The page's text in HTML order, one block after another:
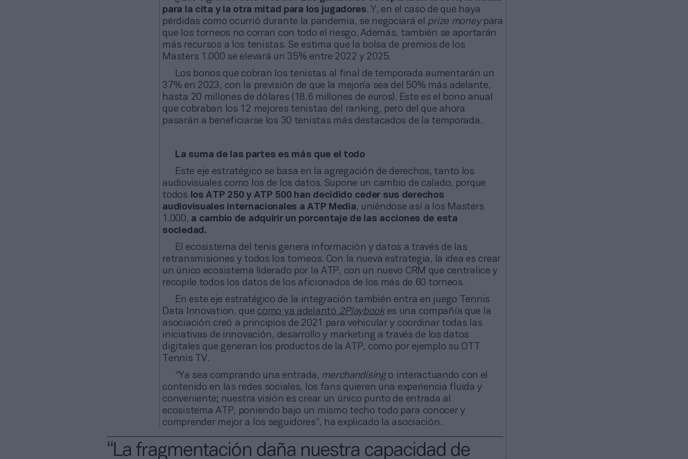
para la cita y la otra mitad para los jugadores. Y, en el caso de que haya
pérdidas como ocurrió durante la pandemia, se negociará el prize moneypara
que los torneos no corran con todo el riesgo. Además, también se aportarán
más recursos a los tenistas. Se estima que la bolsa de premios de los
Masters 1.000 se elevará un 35% entre 2022 y 2025.
Los bonos que cobran los tenistas al final de temporada aumentarán un
37% en 2023, con la previsión de que la mejoría sea del 50% más adelante,
hasta 20 millones de dólares (18,6 millones de euros). Este es el bono anual
que cobraban los 12 mejores tenistas del ranking, pero del que ahora
pasarán a beneficiarse los 30 tenistas más destacados de la temporada.
La suma de las partes es más que el todo
Este eje estratégico se basa en la agregación de derechos, tanto los
audiovisuales como los de los datos. Supone un cambio de calado, porque
todos
los ATP 250 y ATP 500 han decidido ceder sus derechos
audiovisuales internacionales a ATP Media, uniéndose así a los Masters
1.000, a cambio de adquirir un porcentaje de las acciones de esta
sociedad.
El ecosistema del tenis genera información y datos a través de las
retransmisiones y todos los torneos. Con la nueva estrategia, la idea es crear
un único ecosistema liderado por la ATP, con un nuevo CRM que centralice y
recopile todos los datos de los aficionados de los más de 60 torneos.
En este eje estratégico de la integración también entra en juego Tennis
Data Innovation, que como ya adelantó 2Playbookes una compañía que la
asociación creó a principios de 2021 para vehicular y coordinar todas las
iniciativas de innovación, desarrollo y marketing a través de los datos
digitales que generan los productos de la ATP, como por ejemplo su OTT
Tennis TV.
“Ya sea comprando una entrada, merchandisingo interactuando con el
contenido en las redes sociales, los fans quieren una experiencia fluida y
conveniente; nuestra visión es crear un único punto de entrada al
ecosistema ATP, poniendo bajo un mismo techo todo para conocer y
comprender mejor a los seguidores”, ha explicado la asociación.
“La fragmentación daña nuestra capacidad de